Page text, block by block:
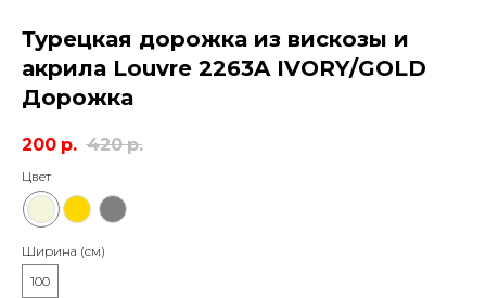
Турецкая дорожка из вискозы и
акрила Louvre 2263A IVORY/GOLD
Дорожка
200 р. 420 р.
Цвет
Ширина (см)
100